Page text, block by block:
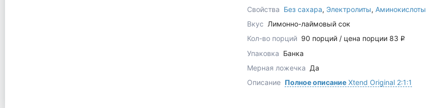
Свойства Без сахара, Электролиты, Аминокислоты
Вкус Лимонно-лаймовый сок
Кол-во порций 90 порций / цена порции 83 q
Упаковка Банка
Мерная ложечка Да
Описание Полное описаниеXtend Original 2:1:1